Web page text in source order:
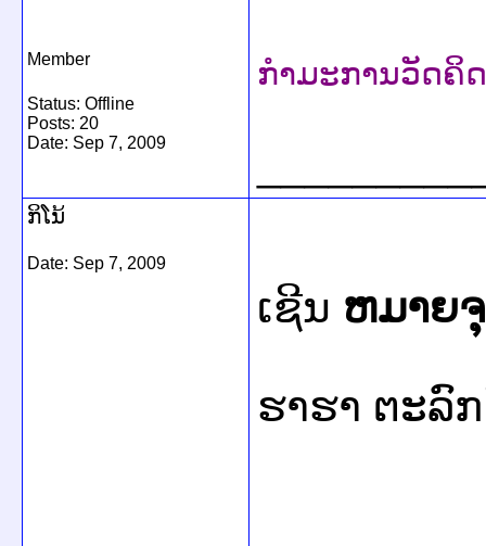
Member
Status: Offline
Posts: 20
Date: Sep 7, 2009
ກຳມະການວັດຄິ
ກິໂນ້
Date: Sep 7, 2009
ເຊີນ ຫມາຍ
ຮາຮາ ຕະລົ